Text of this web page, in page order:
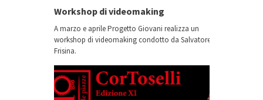
Workshop di videomaking
A marzo e aprile Progetto Giovani realizza un
workshop di videomaking condotto da Salvatore
Frisina.